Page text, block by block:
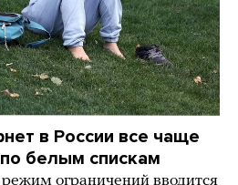
в России все чаще
белым спискам
режим ограничений вводится